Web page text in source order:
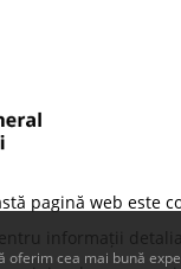
pagină web este
informații
oferim cea mai bună